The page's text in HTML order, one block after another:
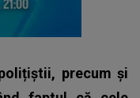
precum și